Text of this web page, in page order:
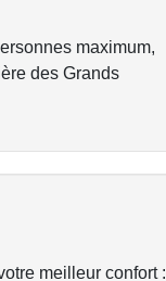
maximum,
des Grands
meilleur confort :